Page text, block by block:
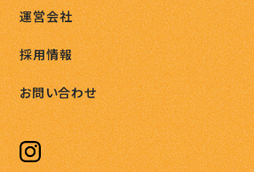
運営会社
採用情報
お問い合わせ